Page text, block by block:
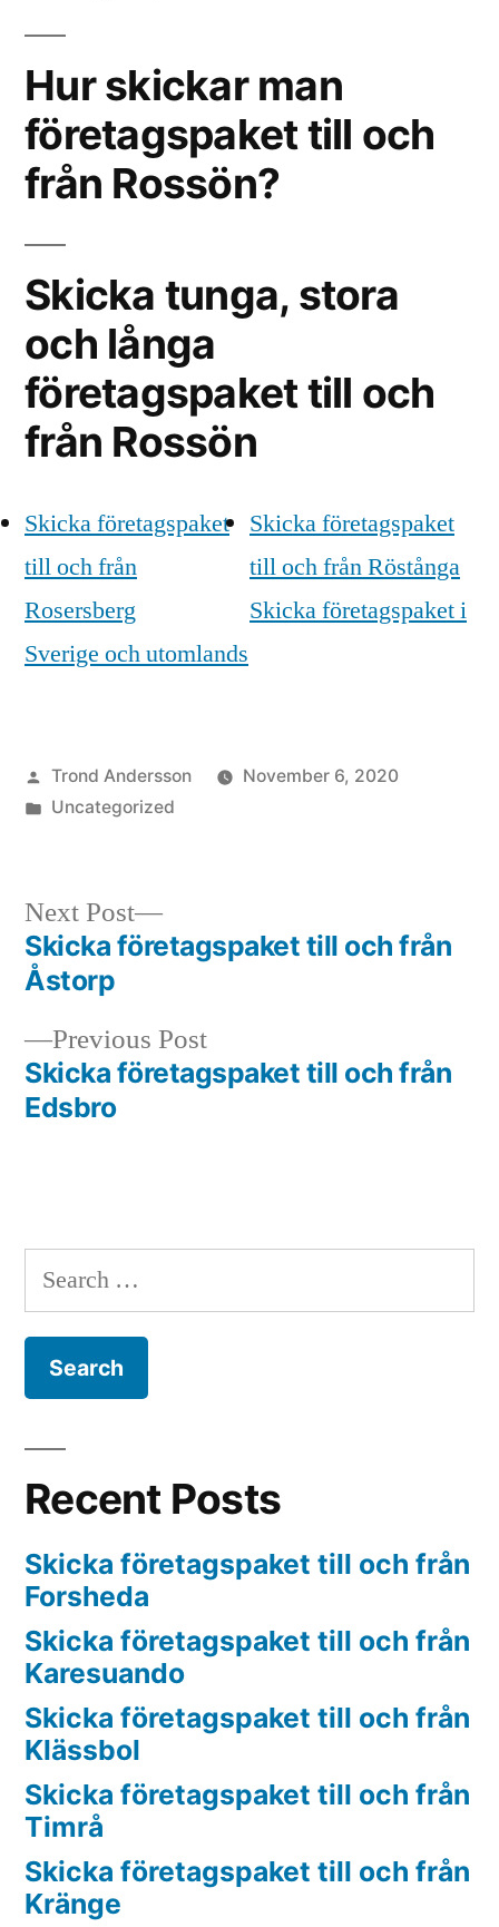
Hur skickar man
företagspaket till och
från Rossön?
Skicka tunga, stora
och långa
företagspaket till och
från Rossön
Skicka företagspaket
till och från
Rosersberg
Skicka företagspaket
till och från Röstånga
Skicka företagspaket i
Sverige och utomlands
Posted
by
Trond Andersson
November 6, 2020
Posted
Uncategorized
Post
navigation
Previous PostPrevious
post:
Skicka företagspaket till och från
Edsbro
Next Post
Next
post:
Skicka företagspaket till och från
Åstorp
Search
for:
Recent Posts
Skicka företagspaket till och från
Forsheda
Skicka företagspaket till och från
Karesuando
Skicka företagspaket till och från
Klässbol
Skicka företagspaket till och från
Timrå
Skicka företagspaket till och från
Kränge